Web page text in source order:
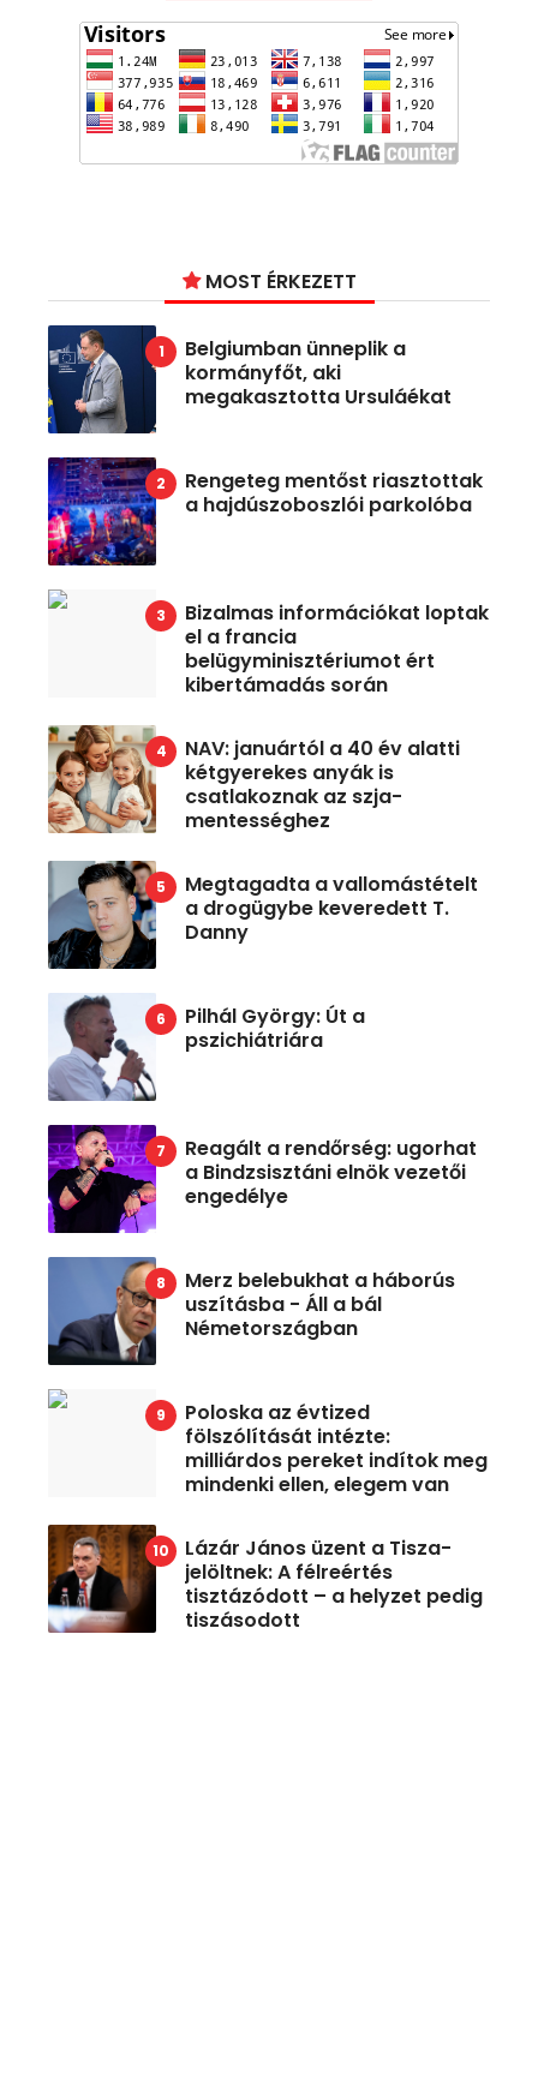
MOST ÉRKEZETT
Belgiumban ünneplik a
kormányfőt, aki
megakasztotta Ursuláékat
Rengeteg mentőst riasztottak
a hajdúszoboszlói parkolóba
Bizalmas információkat loptak
el a francia
belügyminisztériumot ért
kibertámadás során
NAV: januártól a 40 év alatti
kétgyerekes anyák is
csatlakoznak az szja-
mentességhez
Megtagadta a vallomástételt
a drogügybe keveredett T.
Danny
Pilhál György: Út a
pszichiátriára
Reagált a rendőrség: ugorhat
a Bindzsisztáni elnök vezetői
engedélye
Merz belebukhat a háborús
uszításba - Áll a bál
Németországban
Poloska az évtized
fölszólítását intézte:
milliárdos pereket indítok meg
mindenki ellen, elegem van
Lázár János üzent a Tisza-
jelöltnek: A félreértés
tisztázódott – a helyzet pedig
tiszásodott